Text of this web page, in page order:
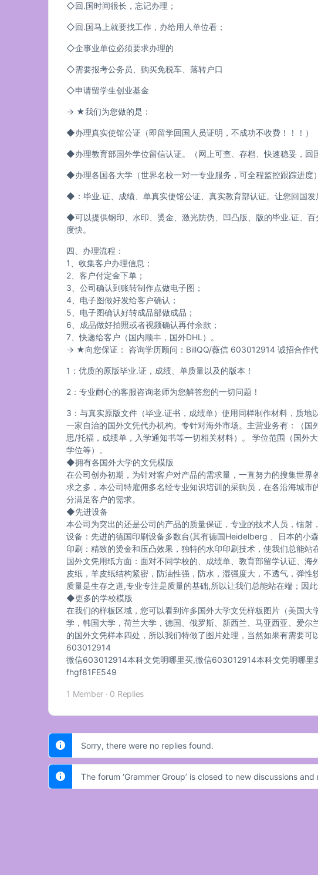
◇回.国时间很长，忘记办理；
◇回.国马上就要找工作，办给用人单位看；
◇企事业单位必须要求办理的
◇需要报考公务员、购买免税车、落转户口
◇申请留学生创业基金
→ ★我们为您做的是：
◆办理真实使馆公证（即留学回国人员证明，不成功不收费！！！）
◆办理教育部国外学位留信认证。（网上可查、存档、快速稳妥，
◆办理各国各大学（世界名校一对一专业服务，可全程监控跟踪进
◆：毕业.证、成绩、单真实使馆公证、真实教育部认证。让您回国发
◆可以提供钢印、水印、烫金、激光防伪、凹凸版、版的毕业.证、
度快。
四、办理流程：
1、收集客户办理信息；
2、客户付定金下单；
3、公司确认到账转制作点做电子图；
4、电子图做好发给客户确认；
5、电子图确认好转成品部做成品；
6、成品做好拍照或者视频确认再付余款；
7、快递给客户（国内顺丰，国外DHL）。
→ ★向您保证： 咨询学历顾问：BillQQ/薇信 603012914 诚招合作
1：优质的原版毕业.证，成绩、单质量以及的版本！
2：专业耐心的客服咨询老师为您解答您的一切问题！
3：与真实原版文件（毕业.证书，成绩单）使用同样制作材料，质地
一家自治的国外文凭代办机构。专针对海外市场。主营业务有：（
思/托福，成绩单，入学通知书等一切相关材料）。 学位范围（国外
学位等）。
◆拥有各国外大学的文凭模版
在公司创办初期，为针对客户对产品的需求量，一直努力的搜集世
求之多，本公司特雇佣多名经专业知识培训的采购员，在各沿海城
分满足客户的需求。
◆先进设备
本公司为突出的还是公司的产品的质量保证，专业的技术人员，镭射
设备：先进的德国印刷设备多数台(其有德国Heidelberg 、日本的小
印刷：精致的烫金和压凸效果，独特的水印印刷技术，使我们总能站
国外文凭用纸方面：面对不同学校的、成绩单、教育部留学认证、
皮纸，羊皮纸结构紧密，防油性强，防水，湿强度大，不透气，弹
质量是生存之道,专业专注是质量的基础,所以让我们总能站在端；因此
◆更多的学校模版
在我们的样板区域，您可以看到许多国外大学文凭样板图片（美国
学，韩国大学，荷兰大学，德国、俄罗斯、新西兰、马亚西亚、爱
的国外文凭样本四处，所以我们特做了图片处理，当然如果有需要
603012914
微信603012914本科文凭明哪里买,微信603012914本科文凭明哪里
fhgf81FE549
1 Member · 0 Replies
Sorry, there were no replies found.
The forum ‘Grammer Group’ is closed to new discussions and